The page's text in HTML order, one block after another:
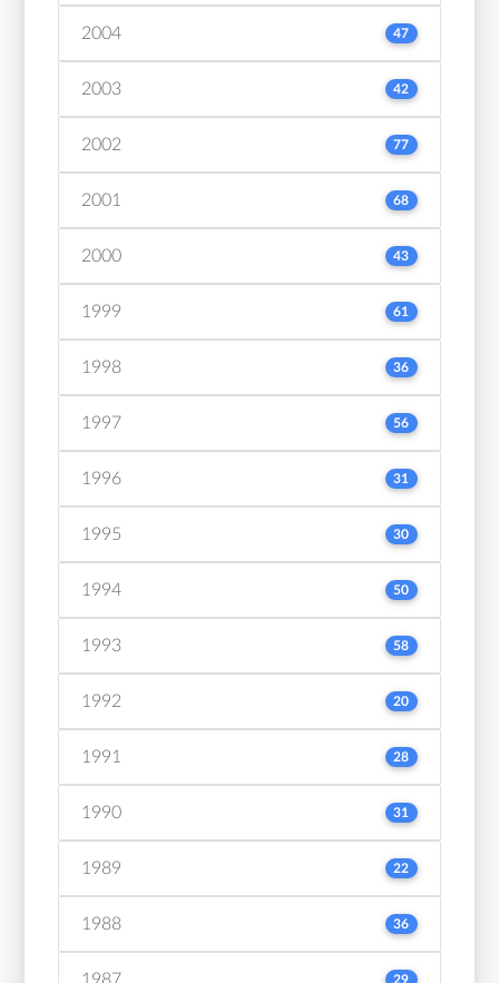
2004 47
2003 42
2002 77
2001 68
2000 43
1999 61
1998 36
1997 56
1996 31
1995 30
1994 50
1993 58
1992 20
1991 28
1990 31
1989 22
1988 36
1987 29